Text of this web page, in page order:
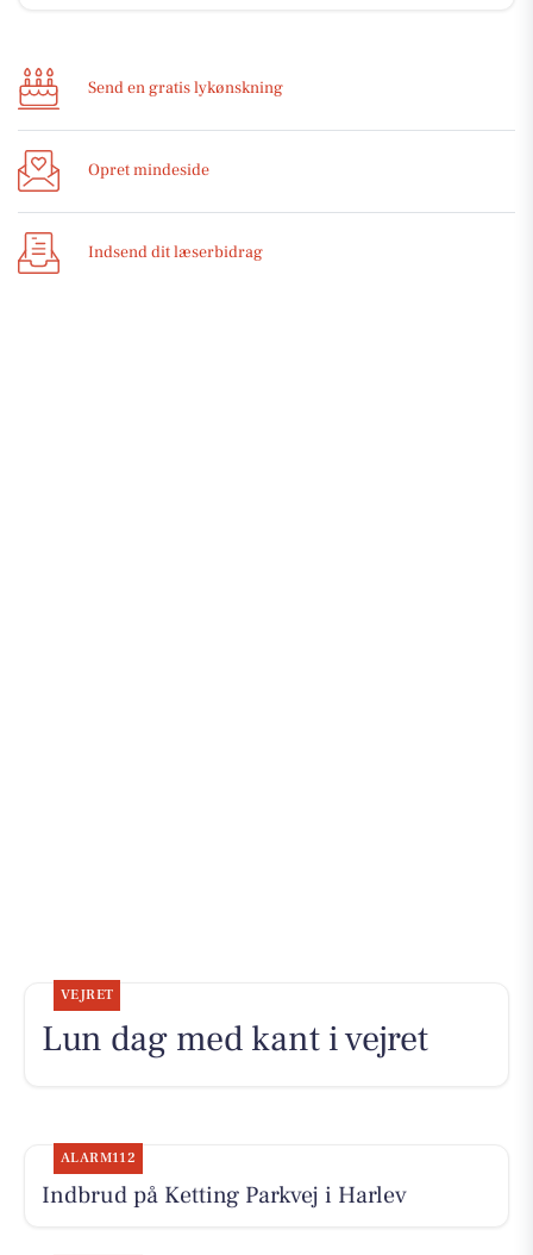
Send en gratis lykønskning
Opret mindeside
Indsend dit læserbidrag
VEJRET
Lun dag med kant i vejret
ALARM112
Indbrud på Ketting Parkvej i Harlev